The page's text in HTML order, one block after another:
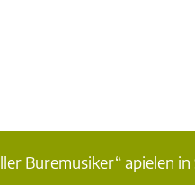
Buremusiker“ apielen in